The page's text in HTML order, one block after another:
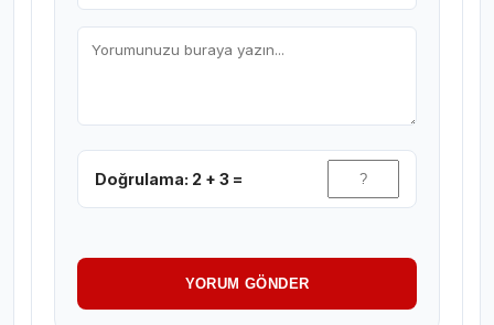
Doğrulama: 2 + 3 =
YORUM GÖNDER